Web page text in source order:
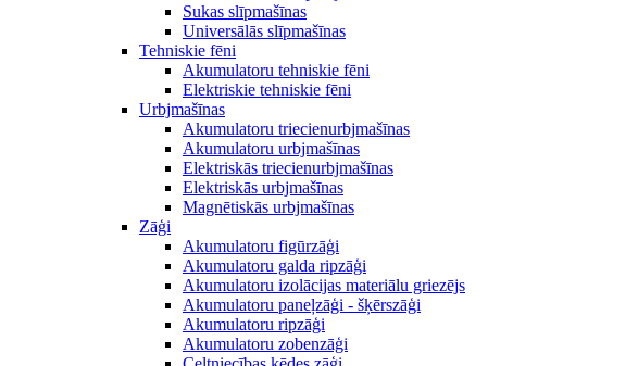
Sukas slīpmašīnas
Universālās slīpmašīnas
Tehniskie fēni
Akumulatoru tehniskie fēni
Elektriskie tehniskie fēni
Urbjmašīnas
Akumulatoru triecienurbjmašīnas
Akumulatoru urbjmašīnas
Elektriskās triecienurbjmašīnas
Elektriskās urbjmašīnas
Magnētiskās urbjmašīnas
Zāģi
Akumulatoru figūrzāģi
Akumulatoru galda ripzāģi
Akumulatoru izolācijas materiālu griezējs
Akumulatoru paneļzāģi - šķērszāģi
Akumulatoru ripzāģi
Akumulatoru zobenzāģi